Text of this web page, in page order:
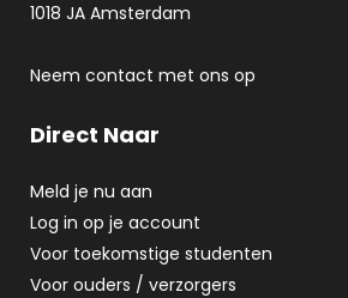
1018 JA Amsterdam
Neem contact met ons op
Direct Naar
Meld je nu aan
Log in op je account
Voor toekomstige studenten
Voor ouders / verzorgers